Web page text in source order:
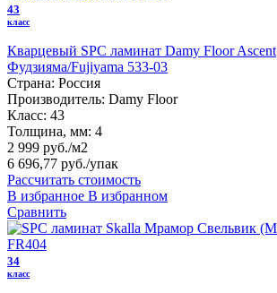
43
класс
Кварцевый SPC ламинат Damy Floor Ascent
Фудзияма/Fujiyama 533-03
Страна: Россия
Производитель: Damy Floor
Класс: 43
Толщина, мм: 4
2 999 руб./м2
6 696,77 руб./упак
Рассчитать стоимость
В избранное В избранном
Сравнить
34
класс